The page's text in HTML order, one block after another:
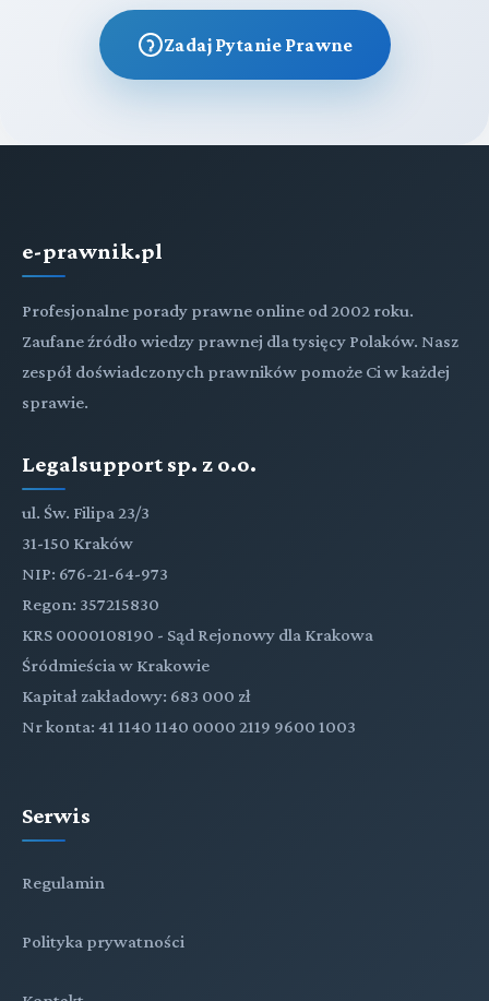
Zadaj Pytanie Prawne
e-prawnik.pl
Profesjonalne porady prawne online od 2002 roku.
Zaufane źródło wiedzy prawnej dla tysięcy Polaków. Nasz
zespół doświadczonych prawników pomoże Ci w każdej
sprawie.
Legalsupport sp. z o.o.
ul. Św. Filipa 23/3
31-150 Kraków
NIP: 676-21-64-973
Regon: 357215830
KRS 0000108190 - Sąd Rejonowy dla Krakowa
Śródmieścia w Krakowie
Kapitał zakładowy: 683 000 zł
Nr konta: 41 1140 1140 0000 2119 9600 1003
Serwis
Regulamin
Polityka prywatności